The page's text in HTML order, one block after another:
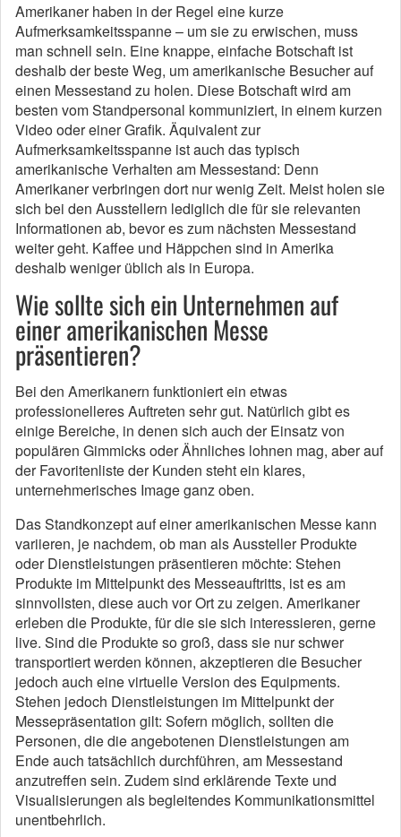
Amerikaner haben in der Regel eine kurze
Aufmerksamkeitsspanne – um sie zu erwischen, muss
man schnell sein. Eine knappe, einfache Botschaft ist
deshalb der beste Weg, um amerikanische Besucher auf
einen Messestand zu holen. Diese Botschaft wird am
besten vom Standpersonal kommuniziert, in einem kurzen
Video oder einer Grafik. Äquivalent zur
Aufmerksamkeitsspanne ist auch das typisch
amerikanische Verhalten am Messestand: Denn
Amerikaner verbringen dort nur wenig Zeit. Meist holen sie
sich bei den Ausstellern lediglich die für sie relevanten
Informationen ab, bevor es zum nächsten Messestand
weiter geht. Kaffee und Häppchen sind in Amerika
deshalb weniger üblich als in Europa.
Wie sollte sich ein Unternehmen auf
einer amerikanischen Messe
präsentieren?
Bei den Amerikanern funktioniert ein etwas
professionelleres Auftreten sehr gut. Natürlich gibt es
einige Bereiche, in denen sich auch der Einsatz von
populären Gimmicks oder Ähnliches lohnen mag, aber auf
der Favoritenliste der Kunden steht ein klares,
unternehmerisches Image ganz oben.
Das Standkonzept auf einer amerikanischen Messe kann
variieren, je nachdem, ob man als Aussteller Produkte
oder Dienstleistungen präsentieren möchte: Stehen
Produkte im Mittelpunkt des Messeauftritts, ist es am
sinnvollsten, diese auch vor Ort zu zeigen. Amerikaner
erleben die Produkte, für die sie sich interessieren, gerne
live. Sind die Produkte so groß, dass sie nur schwer
transportiert werden können, akzeptieren die Besucher
jedoch auch eine virtuelle Version des Equipments.
Stehen jedoch Dienstleistungen im Mittelpunkt der
Messepräsentation gilt: Sofern möglich, sollten die
Personen, die die angebotenen Dienstleistungen am
Ende auch tatsächlich durchführen, am Messestand
anzutreffen sein. Zudem sind erklärende Texte und
Visualisierungen als begleitendes Kommunikationsmittel
unentbehrlich.